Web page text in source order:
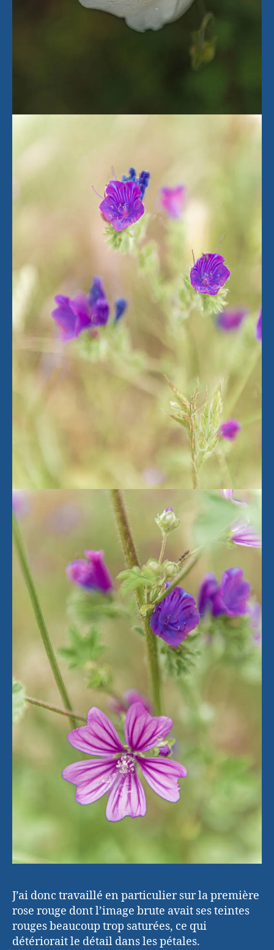
J’ai donc travaillé en particulier sur la première
rose rouge dont l’image brute avait ses teintes
rouges beaucoup trop saturées, ce qui
détériorait le détail dans les pétales.